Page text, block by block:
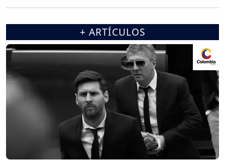
+ ARTÍCULOS